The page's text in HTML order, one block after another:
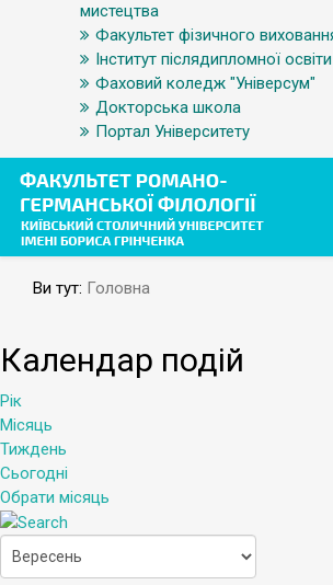
мистецтва
Факультет фізичного
Інститут післядипломної освіти
Фаховий коледж "Універсум"
Докторська школа
Портал Університету
Ви тут: Головна
Календар подій
Рік
Місяць
Тиждень
Сьогодні
Обрати місяць